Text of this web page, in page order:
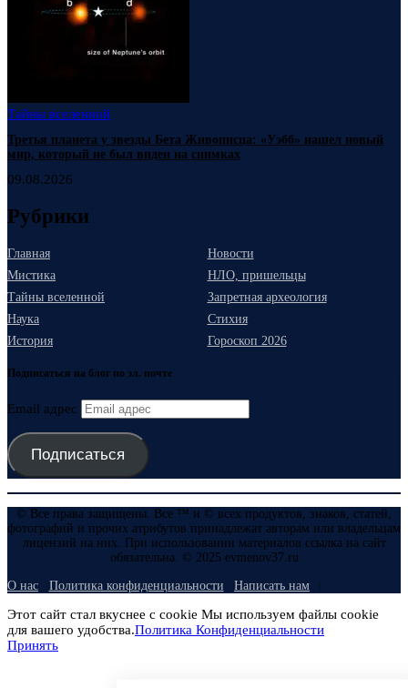
Тайны вселенной
Третья планета у звезды Бета Живописца: «Уэбб» нашел новый
мир, который не был виден на снимках
09.08.2026
Рубрики
Главная
Новости
Мистика
НЛО, пришельцы
Тайны вселенной
Запретная археология
Наука
Стихия
История
Гороскоп 2026
Подписаться на блог по эл. почте
Email адрес
Подписаться
© Все права защищены. Все ™ и © всех продуктов, знаков, статей,
фотографий и прочих атрибутов принадлежат авторам или владельцам
лицензий на них. При использовании материалов ссылка на сайт
обязательна. © 2025 evmenov37.ru
О нас Политика конфиденциальности Написать нам
Этот сайт стал вкуснее с cookie Мы используем файлы cookie
для вашего удобства.Политика Конфиденциальности
Принять